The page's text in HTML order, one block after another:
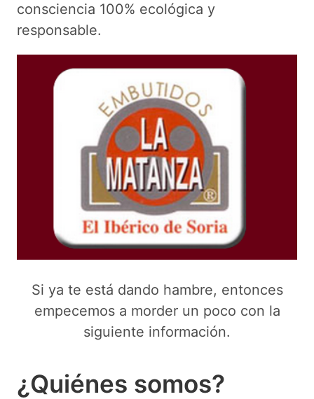
consciencia 100% ecológica y
responsable.
Si ya te está dando hambre, entonces
empecemos a morder un poco con la
siguiente información.
¿Quiénes somos?